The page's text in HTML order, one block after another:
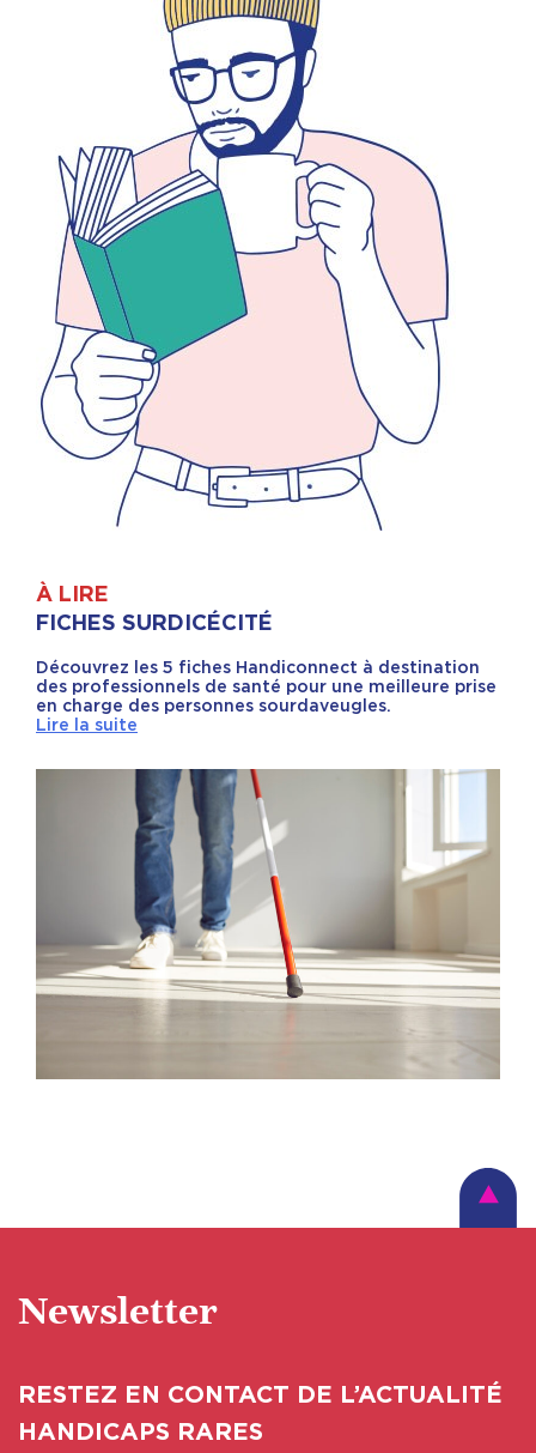
À LIRE
FICHES SURDICÉCITÉ
Découvrez les 5 fiches Handiconnect à destination
des professionnels de santé pour une meilleure prise
en charge des personnes sourdaveugles.
Lire la suite
Newsletter
RESTEZ EN CONTACT DE L’ACTUALITÉ
HANDICAPS RARES